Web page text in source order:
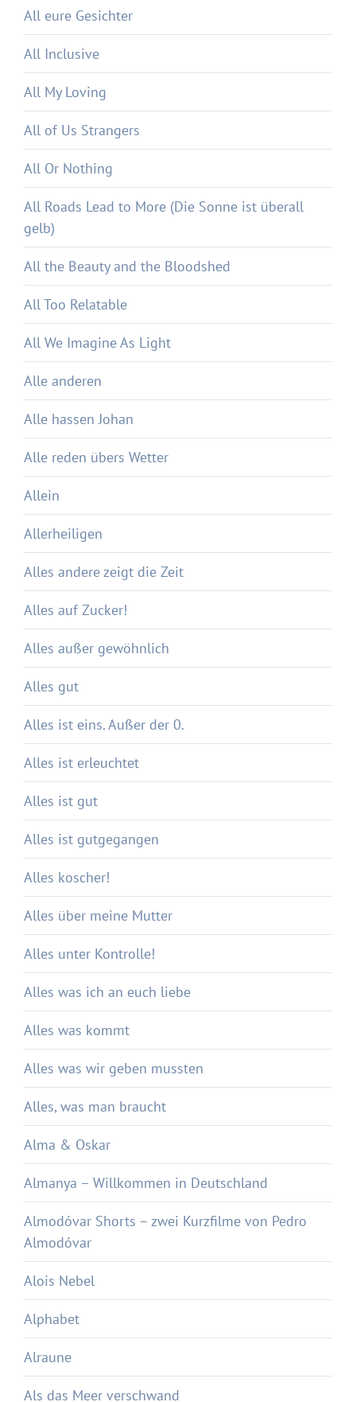
All eure Gesichter
All Inclusive
All My Loving
All of Us Strangers
All Or Nothing
All Roads Lead to More (Die Sonne ist überall
gelb)
All the Beauty and the Bloodshed
All Too Relatable
All We Imagine As Light
Alle anderen
Alle hassen Johan
Alle reden übers Wetter
Allein
Allerheiligen
Alles andere zeigt die Zeit
Alles auf Zucker!
Alles außer gewöhnlich
Alles gut
Alles ist eins. Außer der 0.
Alles ist erleuchtet
Alles ist gut
Alles ist gutgegangen
Alles koscher!
Alles über meine Mutter
Alles unter Kontrolle!
Alles was ich an euch liebe
Alles was kommt
Alles was wir geben mussten
Alles, was man braucht
Alma & Oskar
Almanya – Willkommen in Deutschland
Almodóvar Shorts – zwei Kurzfilme von Pedro
Almodóvar
Alois Nebel
Alphabet
Alraune
Als das Meer verschwand